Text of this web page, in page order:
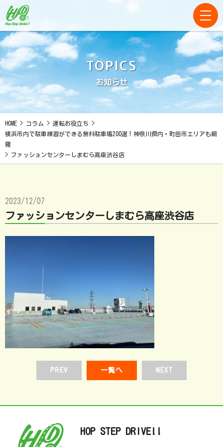
TOPICS
お知らせ
HOME > コラム > 運転お役立ち >
横浜市内で駐車練習ができる無料駐車場200選！神奈川県内・町田市エリアも網
羅
> ファッションセンターしまむら高座渋谷店
2023/12/07
ファッションセンターしまむら高座渋谷店
PREV 一覧へ NEXT
HOP STEP DRIVE!!